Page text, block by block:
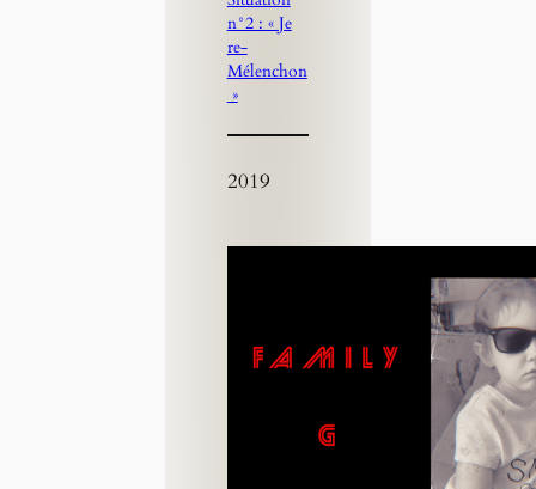
n°2 : « Je
re-
Mélenchon
»
2019